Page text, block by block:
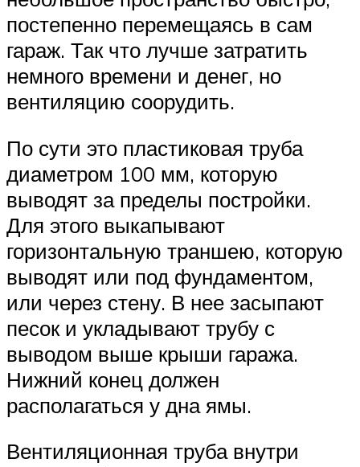
постепенно перемещаясь в сам
гараж. Так что лучше затратить
немного времени и денег, но
вентиляцию соорудить.
По сути это пластиковая труба
диаметром 100 мм, которую
выводят за пределы постройки.
Для этого выкапывают
горизонтальную траншею, которую
выводят или под фундаментом,
или через стену. В нее засыпают
песок и укладывают трубу с
выводом выше крыши гаража.
Нижний конец должен
располагаться у дна ямы.
Вентиляционная труба внутри